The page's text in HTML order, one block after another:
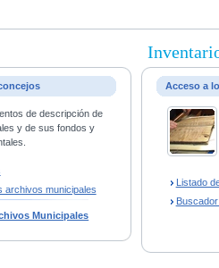
de descripción de
y de sus fondos y
archivos municipales
Municipales
Acceso a
Listado